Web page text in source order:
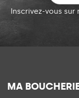
Inscrivez-vous
MA